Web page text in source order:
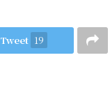
Tweet 19